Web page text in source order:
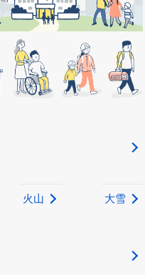
火山 大雪